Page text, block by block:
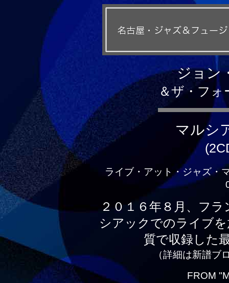
ジョン
＆ザ・フ
マルシ
ライブ・アット・ジャズ・
２０１６年８月、フ
シアックでのライブ
質で収録した
（詳細は新譜ブ
FROM